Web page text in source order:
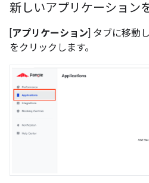
新しいアプリケーション
[アプリケーション] タブに移動
をクリックします。